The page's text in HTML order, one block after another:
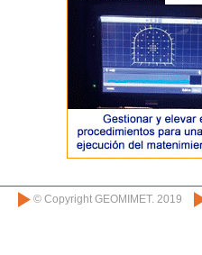
© Copyright GEOMIMET. 2019